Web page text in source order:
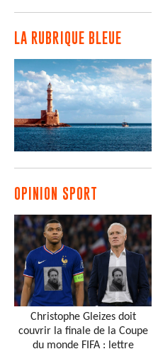
LA RUBRIQUE BLEUE
OPINION SPORT
Christophe Gleizes doit
couvrir la finale de la Coupe
du monde FIFA : lettre